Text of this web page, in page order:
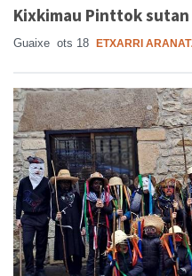
Kixkimau Pinttok
Guaixe ots 18 ETXARRI